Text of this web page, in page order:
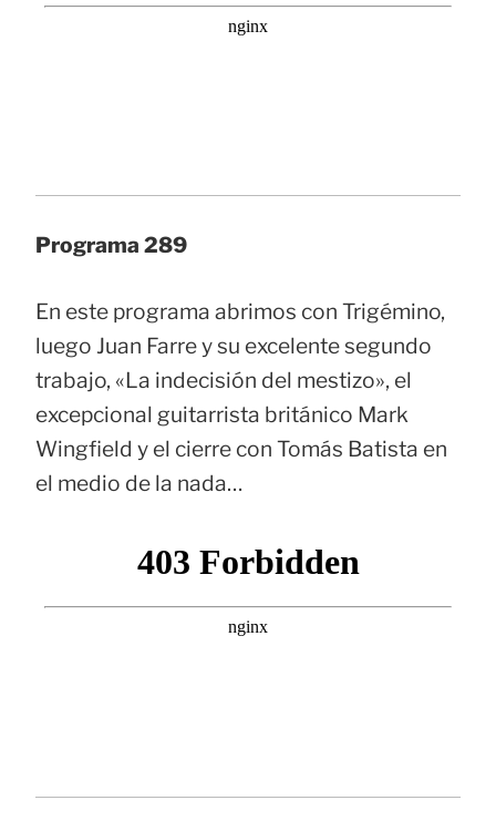
Programa 289
En este programa abrimos con Trigémino,
luego Juan Farre y su excelente segundo
trabajo, «La indecisión del mestizo», el
excepcional guitarrista británico Mark
Wingfield y el cierre con Tomás Batista en
el medio de la nada…